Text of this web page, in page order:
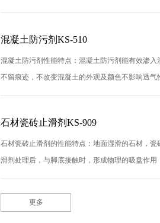
混凝土防污剂KS-510
混凝土防污剂性能特点：混凝土防污剂能有效渗入
不留痕迹，不改变混凝土的外观及颜色不影响透气
石材瓷砖止滑剂KS-909
石材瓷砖止滑剂的性能特点：地面湿滑的石材，瓷
滑剂处理后，与脚底接触时，形成物理的吸盘作用
更多